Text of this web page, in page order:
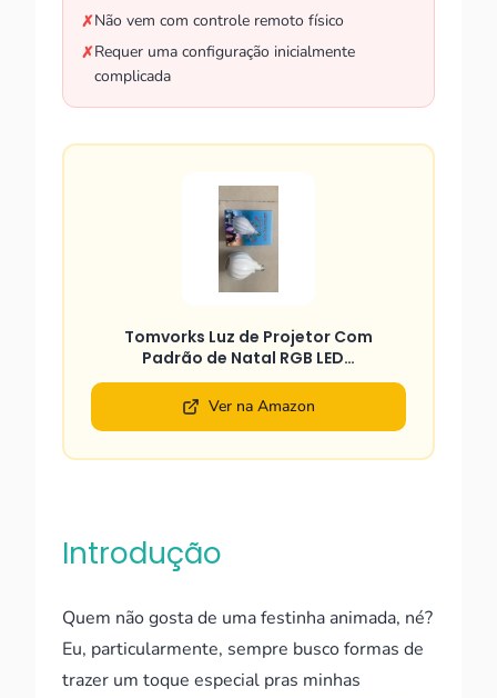
✗Não vem com controle remoto físico
✗Requer uma configuração inicialmente
complicada
Tomvorks Luz de Projetor Com
Padrão de Natal RGB LED…
Ver na Amazon
Introdução
Quem não gosta de uma festinha animada, né?
Eu, particularmente, sempre busco formas de
trazer um toque especial pras minhas